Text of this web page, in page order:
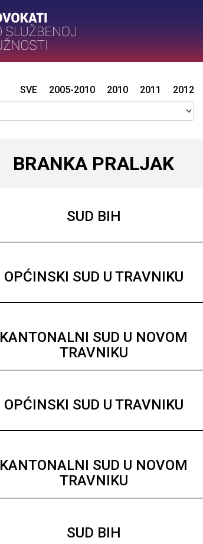
2012
2011
2010
2005-2010
SVE
BRANKA PRALJAK
SUD BIH
OPĆINSKI SUD U TRAVNIKU
KANTONALNI SUD U NOVOM
TRAVNIKU
OPĆINSKI SUD U TRAVNIKU
KANTONALNI SUD U NOVOM
TRAVNIKU
SUD BIH